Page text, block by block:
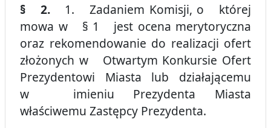
§ 2. 1. Zadaniem Komisji, o której
mowa w § 1 jest ocena merytoryczna
oraz rekomendowanie do realizacji ofert
złożonych w Otwartym Konkursie Ofert
Prezydentowi Miasta lub działającemu
w imieniu Prezydenta Miasta
właściwemu Zastępcy Prezydenta.